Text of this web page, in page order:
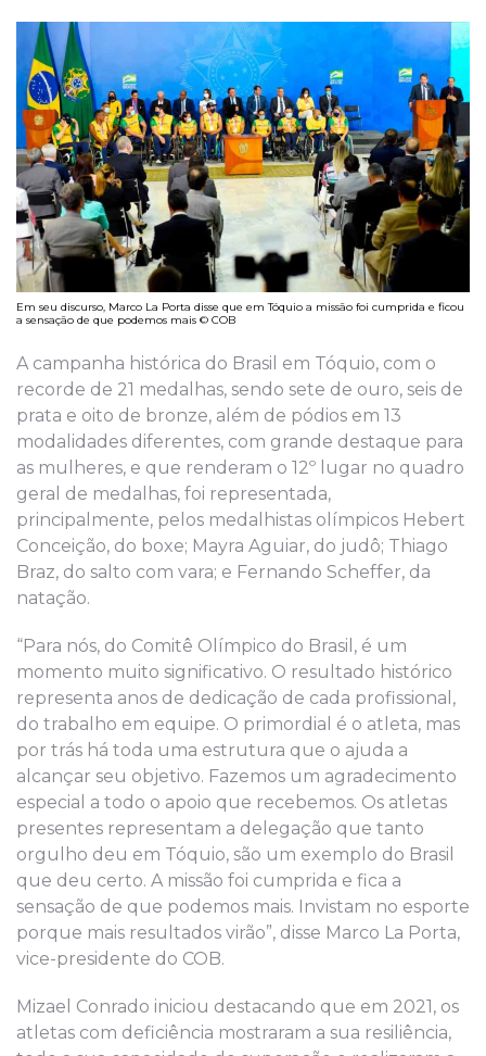
Em seu discurso, Marco La Porta disse que em Tóquio a missão foi cumprida e ficou
a sensação de que podemos mais © COB
A campanha histórica do Brasil em Tóquio, com o
recorde de 21 medalhas, sendo sete de ouro, seis de
prata e oito de bronze, além de pódios em 13
modalidades diferentes, com grande destaque para
as mulheres, e que renderam o 12º lugar no quadro
geral de medalhas, foi representada,
principalmente, pelos medalhistas olímpicos Hebert
Conceição, do boxe; Mayra Aguiar, do judô; Thiago
Braz, do salto com vara; e Fernando Scheffer, da
natação.
“Para nós, do Comitê Olímpico do Brasil, é um
momento muito significativo. O resultado histórico
representa anos de dedicação de cada profissional,
do trabalho em equipe. O primordial é o atleta, mas
por trás há toda uma estrutura que o ajuda a
alcançar seu objetivo. Fazemos um agradecimento
especial a todo o apoio que recebemos. Os atletas
presentes representam a delegação que tanto
orgulho deu em Tóquio, são um exemplo do Brasil
que deu certo. A missão foi cumprida e fica a
sensação de que podemos mais. Invistam no esporte
porque mais resultados virão”, disse Marco La Porta,
vice-presidente do COB.
Mizael Conrado iniciou destacando que em 2021, os
atletas com deficiência mostraram a sua resiliência,